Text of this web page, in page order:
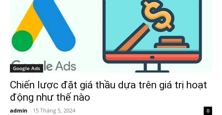
Google Ads
Chiến lược đặt giá thầu dựa trên giá trị hoạt
động như thế nào
admin - 15 Tháng 5, 2024 0